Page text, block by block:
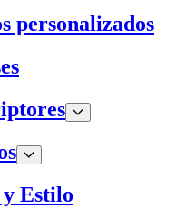
personalizados
y Estilo